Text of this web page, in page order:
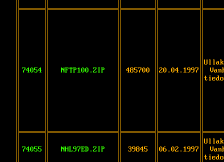
74054 NFTP100.ZIP 485700 20.04.1997
74055 NHL97ED.ZIP 39845 06.02.1997